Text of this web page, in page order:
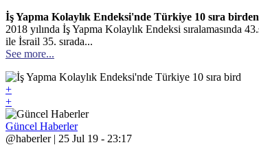
İş Yapma Kolaylık Endeksi'nde Türkiye 10 sıra
2018 yılında İş Yapma Kolaylık Endeksi sıralamasında
ile İsrail 35. sırada...
See more...
+
+
Güncel Haberler
@haberler | 25 Jul 19 - 23:17